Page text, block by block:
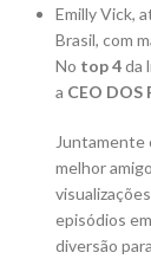
Emilly Vick,
Brasil, com
No top 4da
a CEO DOS
Juntamente
melhor
episódios
diversão